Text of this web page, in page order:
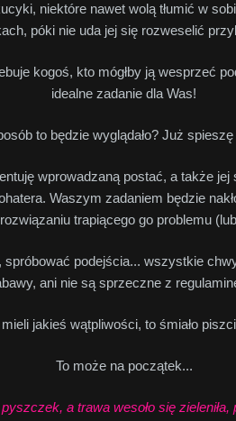
niektóre nawet wolą tłumić w
póki nie uda jej się rozweselić
kogoś, kto mógłby ją wesprzeć
idealne zadanie dla Was!
to będzie wyglądało? Już
wprowadzaną postać, a także
Waszym zadaniem będzie
trapiącego go problemu
podejścia... wszystkie
ani nie są sprzeczne z
jakieś wątpliwości, to śmiało
To może na początek...
a trawa wesoło się